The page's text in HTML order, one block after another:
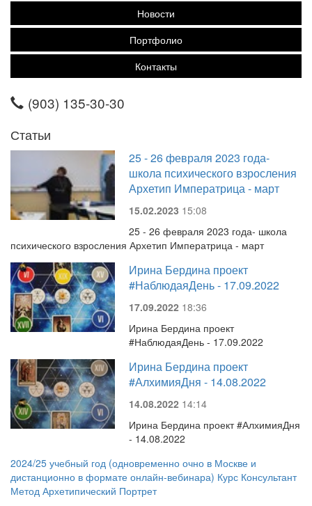
Новости
Портфолио
Контакты
(903) 135-30-30
Статьи
25 - 26 февраля 2023 года-
школа психического взросления
Архетип Императрица - март
15.02.2023 15:08
25 - 26 февраля 2023 года- школа
психического взросления Архетип Императрица - март
Ирина Бердина проект
#НаблюдаяДень - 17.09.2022
17.09.2022 18:36
Ирина Бердина проект
#НаблюдаяДень - 17.09.2022
Ирина Бердина проект
#АлхимияДня - 14.08.2022
14.08.2022 14:14
Ирина Бердина проект #АлхимияДня
- 14.08.2022
2024/25 учебный год (одновременно очно в Москве и
дистанционно в формате онлайн-вебинара) Курс Консультант
Метод Архетипический Портрет